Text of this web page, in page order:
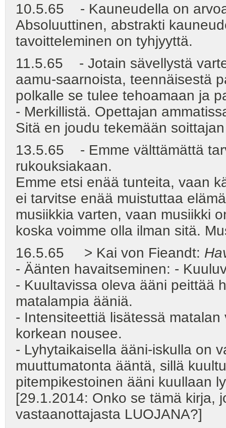
10.5.65 - Kauneudella on
Absoluuttinen, abstrakti
tavoitteleminen on tyhjyyttä.
11.5.65 - Jotain sävellystä
aamu-saarnoista, teennäisestä
polkalle se tulee tehoamaan ja
- Merkillistä. Opettajan
Sitä en joudu tekemään
13.5.65 - Emme välttämättä
rukouksiakaan.
Emme etsi enää tunteita, vaan
ei tarvitse enää muistuttaa
musiikkia varten, vaan musiikki
koska voimme olla ilman sitä.
16.5.65 > Kai von Fieandt:
- Äänten havaitseminen: -
- Kuultavissa oleva ääni peittää
matalampia ääniä.
- Intensiteettiä lisätessä
korkean nousee.
- Lyhytaikaisella ääni-iskulla on
muuttumatonta ääntä, sillä
pitempikestoinen ääni kuullaan
[29.1.2014: Onko se tämä kirja,
vastaanottajasta LUOJANA?]